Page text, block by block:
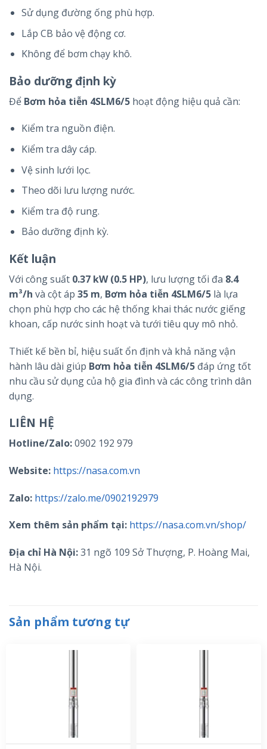
Sử dụng đường ống phù hợp.
Lắp CB bảo vệ động cơ.
Không để bơm chạy khô.
Bảo dưỡng định kỳ
Để Bơm hỏa tiễn 4SLM6/5 hoạt động hiệu quả cần:
Kiểm tra nguồn điện.
Kiểm tra dây cáp.
Vệ sinh lưới lọc.
Theo dõi lưu lượng nước.
Kiểm tra độ rung.
Bảo dưỡng định kỳ.
Kết luận
Với công suất 0.37 kW (0.5 HP), lưu lượng tối đa 8.4
m³/h và cột áp 35 m, Bơm hỏa tiễn 4SLM6/5 là lựa
chọn phù hợp cho các hệ thống khai thác nước giếng
khoan, cấp nước sinh hoạt và tưới tiêu quy mô nhỏ.
Thiết kế bền bỉ, hiệu suất ổn định và khả năng vận
hành lâu dài giúp Bơm hỏa tiễn 4SLM6/5 đáp ứng tốt
nhu cầu sử dụng của hộ gia đình và các công trình dân
dụng.
LIÊN HỆ
Hotline/Zalo:0902 192 979
Website: https://nasa.com.vn
Zalo: https://zalo.me/0902192979
Xem thêm sản phẩm tại: https://nasa.com.vn/shop/
Địa chỉ Hà Nội:31 ngõ 109 Sở Thượng, P. Hoàng Mai,
Hà Nội.
Sản phẩm tương tự